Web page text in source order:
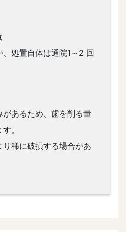
処置自体は通院1～2 回
あるため、歯を削る量
。
稀に破損する場合があ